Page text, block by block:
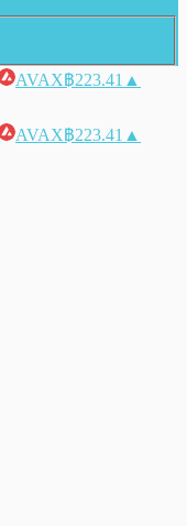
AVAX฿223.41 ▲
AVAX฿223.41 ▲